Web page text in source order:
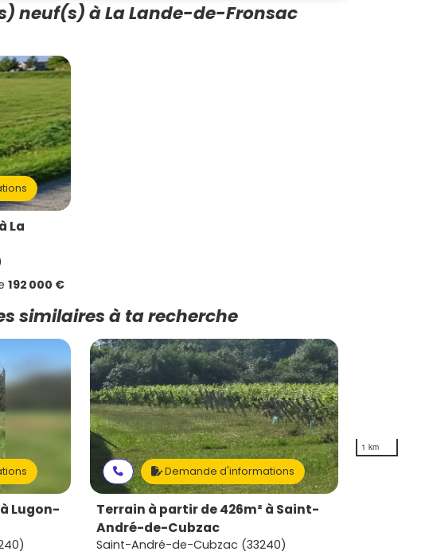
neuf(s) à La Lande-de-Fronsac
La
192 000 €
similaires à ta recherche
Lugon-
Demande d'informations
Terrain à partir de 426m² à Saint-
André-de-Cubzac
Saint-André-de-Cubzac (33240)
1 km